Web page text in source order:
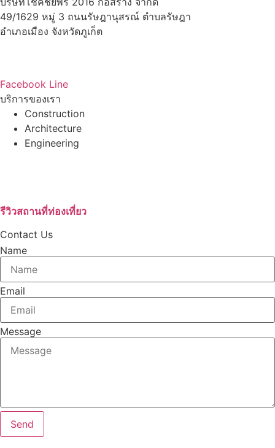
49/1629 หมู่ 3 ถนนรัษฎานุสรณ์ ตำบลรัษฎา
อำเภอเมือง จังหวัดภูเก็ต
Facebook Line
บริการของเรา
Construction
Architecture
Engineering
รีวิวสถานที่ท่องเที่ยว
Contact Us
Name
Email
Message
Send